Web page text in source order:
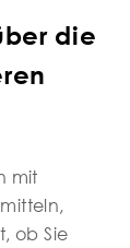
die
mit
ob Sie